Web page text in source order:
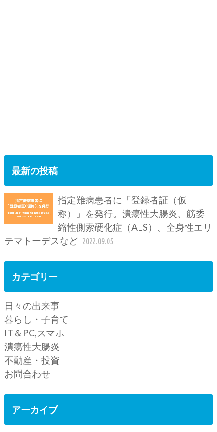
最新の投稿
指定難病患者に「登録者証（仮
称）」を発行。潰瘍性大腸炎、筋委
縮性側索硬化症（ALS）、全身性エリ
テマトーデスなど 2022.09.05
カテゴリー
日々の出来事
暮らし・子育て
IT＆PC,スマホ
潰瘍性大腸炎
不動産・投資
お問合わせ
アーカイブ